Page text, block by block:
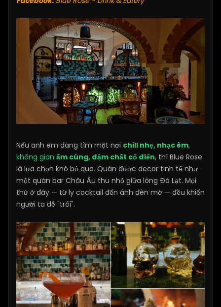
Nếu anh em đang tìm một nơi chill nhẹ, nhạc êm,
không gian ấm cúng, đậm chất cổ điển, thì Blue Rose
là lựa chọn khó bỏ qua. Quán được decor tinh tế như
một quán bar Châu Âu thu nhỏ giữa lòng Đà Lạt. Mọi
thứ ở đây — từ ly cocktail đến ánh đèn mờ — đều khiến
người ta dễ "trôi".